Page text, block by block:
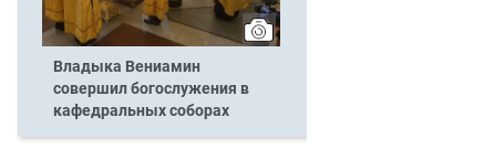
Владыка Вениамин
совершил богослужения в
кафедральных соборах